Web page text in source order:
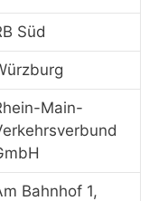
Süd
Main-
Bahnhof 1,